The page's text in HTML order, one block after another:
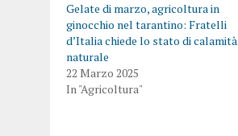
Gelate di marzo, agricoltura in
ginocchio nel tarantino: Fratelli
d’Italia chiede lo stato di calamità
naturale
22 Marzo 2025
In "Agricoltura"